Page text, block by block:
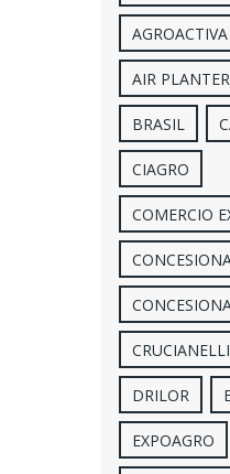
AGROACTIVA
AIR PLANTER
BRASIL
CIAGRO
COMERCIO
CRUCIANELLI
DRILOR
EXPOAGRO